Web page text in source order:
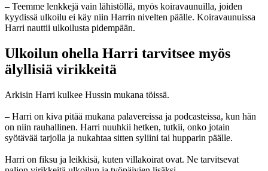
– Teemme lenkkejä vain lähistöllä, myös koiravaunuilla, joiden
kyydissä ulkoilu ei käy niin Harrin nivelten päälle. Koiravaunuissa
Harri nauttii ulkoilusta pidempään.
Ulkoilun ohella Harri tarvitsee myös
älyllisiä virikkeitä
Arkisin Harri kulkee Hussin mukana töissä.
– Harri on kiva pitää mukana palavereissa ja podcasteissa, kun hän
on niin rauhallinen. Harri nuuhkii hetken, tutkii, onko jotain
syötävää tarjolla ja nukahtaa sitten syliini tai hupparin päälle.
Harri on fiksu ja leikkisä, kuten villakoirat ovat. Ne tarvitsevat